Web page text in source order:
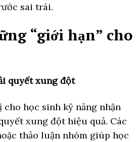
sai trái.
“giới hạn” cho
quyết xung đột
học sinh kỹ năng nhận
xung đột hiệu quả. Các
thảo luận nhóm giúp học